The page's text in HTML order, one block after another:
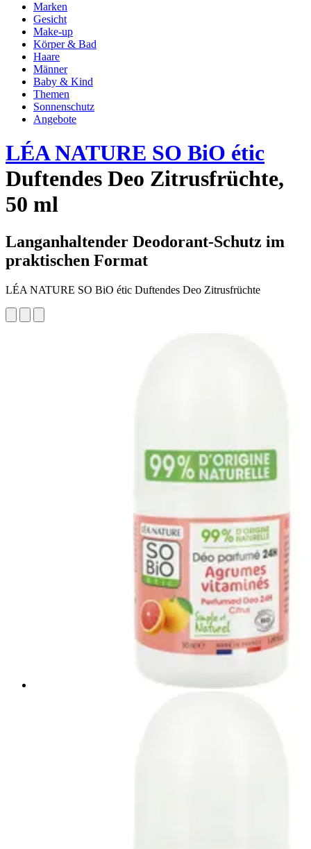
Marken
Gesicht
Make-up
Körper & Bad
Haare
Männer
Baby & Kind
Themen
Sonnenschutz
Angebote
LÉA NATURE SO BiO étic
Duftendes Deo Zitrusfrüchte,
50 ml
Langanhaltender Deodorant-Schutz im
praktischen Format
LÉA NATURE SO BiO étic Duftendes Deo Zitrusfrüchte